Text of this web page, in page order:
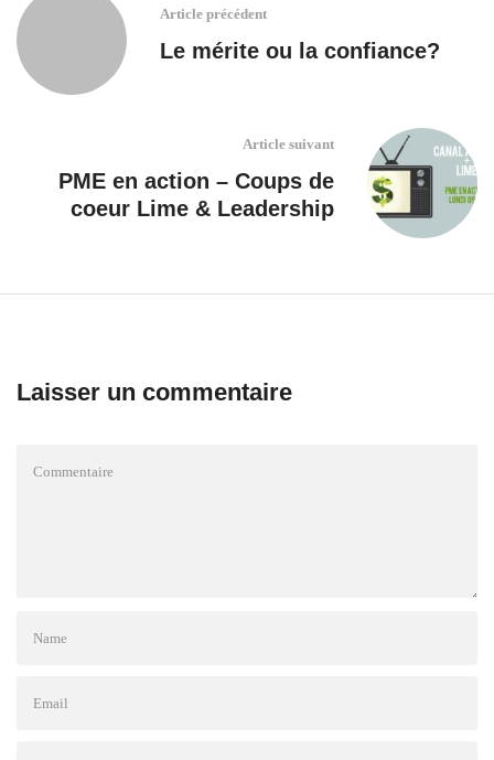
Article précédent
Le mérite ou la confiance?
Article suivant
PME en action – Coups de
coeur Lime & Leadership
Laisser un commentaire